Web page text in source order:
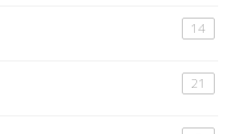
14
21